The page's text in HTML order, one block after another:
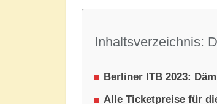
Inhaltsverzeichnis:
Berliner ITB 2023:
Alle Ticketpreise für